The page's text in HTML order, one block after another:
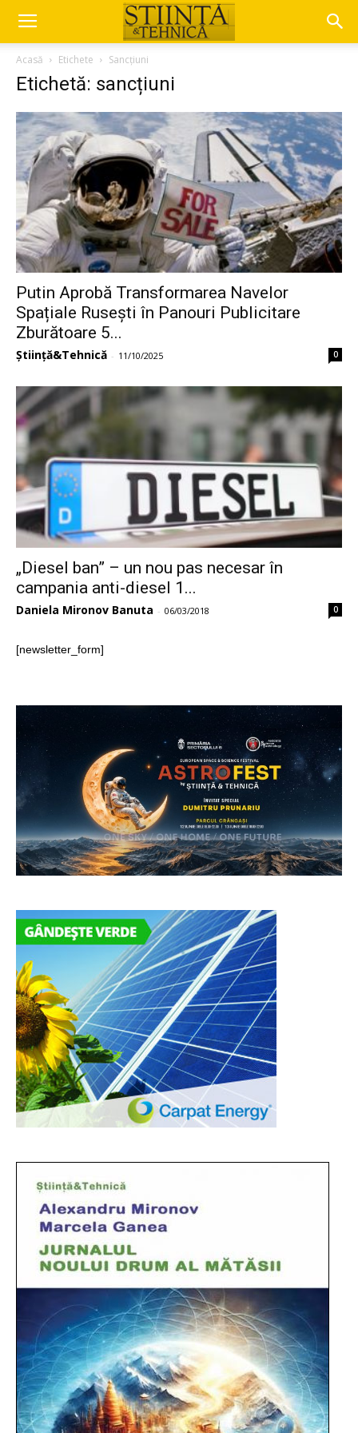
Acasă Etichete Sancțiuni
Etichetă: sancțiuni
Putin Aprobă Transformarea Navelor
Spațiale Rusești în Panouri Publicitare
Zburătoare 5...
Știință&Tehnică - 11/10/2025 0
„Diesel ban” – un nou pas necesar în
campania anti-diesel 1...
Daniela Mironov Banuta - 06/03/2018 0
[newsletter_form]